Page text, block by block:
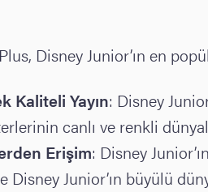
Disney Junior’ın en
Kaliteli Yayın: Disney
canlı ve renkli
Erişim: Disney
Disney Junior’ın büyülü